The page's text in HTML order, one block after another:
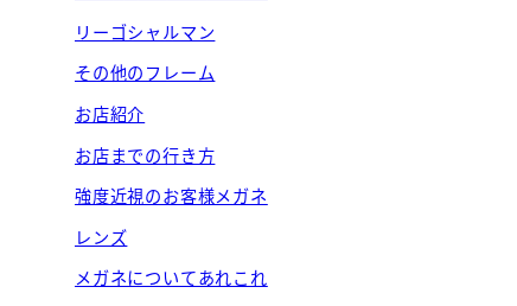
リーゴシャルマン
その他のフレーム
お店紹介
お店までの行き方
強度近視のお客様メガネ
レンズ
メガネについてあれこれ